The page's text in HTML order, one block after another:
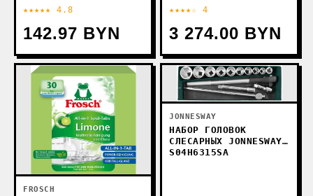
★★★★★ 4.8
142.97 BYN
SMS4EKI06E
★★★★☆ 4
3 274.00 BYN
FROSCH
JONNESWAY
НАБОР ГОЛОВОК
СЛЕСАРНЫХ JONNESWAY
S04H6315SA